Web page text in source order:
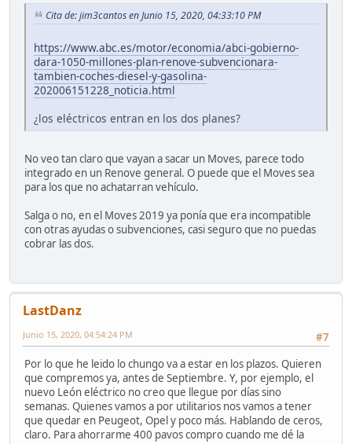
Cita de: jim3cantos en Junio 15, 2020, 04:33:10 PM
https://www.abc.es/motor/economia/abci-gobierno-
dara-1050-millones-plan-renove-subvencionara-
tambien-coches-diesel-y-gasolina-
202006151228_noticia.html
¿los eléctricos entran en los dos planes?
No veo tan claro que vayan a sacar un Moves, parece todo
integrado en un Renove general. O puede que el Moves sea
para los que no achatarran vehículo.
Salga o no, en el Moves 2019 ya ponía que era incompatible
con otras ayudas o subvenciones, casi seguro que no puedas
cobrar las dos.
LastDanz
#7
Junio 15, 2020, 04:54:24 PM
Por lo que he leido lo chungo va a estar en los plazos. Quieren
que compremos ya, antes de Septiembre. Y, por ejemplo, el
nuevo León eléctrico no creo que llegue por días sino
semanas. Quienes vamos a por utilitarios nos vamos a tener
que quedar en Peugeot, Opel y poco más. Hablando de ceros,
claro. Para ahorrarme 400 pavos compro cuando me dé la